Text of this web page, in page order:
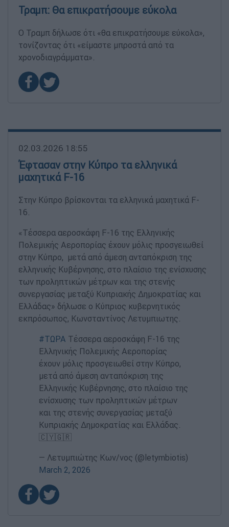
Τραμπ: Θα επικρατήσουμε εύκολα
Ο Τραμπ δήλωσε ότι «θα επικρατήσουμε εύκολα»,
τονίζοντας ότι «είμαστε μπροστά από τα
χρονοδιαγράμματα».
02.03.2026 18:55
Έφτασαν στην Κύπρο τα ελληνικά
μαχητικά F-16
Στην Κύπρο βρίσκονται τα ελληνικά μαχητικά F-
16.
«Τέσσερα αεροσκάφη F-16 της Ελληνικής
Πολεμικής Αεροπορίας έχουν μόλις προσγειωθεί
στην Κύπρο, μετά από άμεση ανταπόκριση της
ελληνικής Κυβέρνησης, στο πλαίσιο της ενίσχυσης
των προληπτικών μέτρων και της στενής
συνεργασίας μεταξύ Κυπριακής Δημοκρατίας και
Ελλάδας» δήλωσε ο Κύπριος κυβερνητικός
εκπρόσωπος, Κωνσταντίνος Λετυμπιωτης.
#ΤΩΡΑ Τέσσερα αεροσκάφη F-16 της
Ελληνικής Πολεμικής Αεροπορίας
έχουν μόλις προσγειωθεί στην Κύπρο,
μετά από άμεση ανταπόκριση της
Ελληνικής Κυβέρνησης, στο πλαίσιο της
ενίσχυσης των προληπτικών μέτρων
και της στενής συνεργασίας μεταξύ
Κυπριακής Δημοκρατίας και Ελλάδας.
🇨🇾🇬🇷
— Λετυμπιώτης Κων/νος (@letymbiotis)
March 2, 2026